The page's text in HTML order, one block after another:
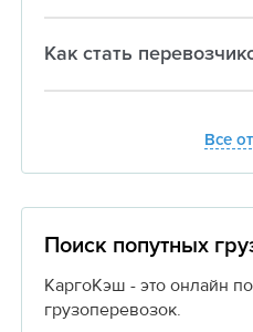
Как стать
Все
Поиск попутных
КаргоКэш - это онлайн
грузоперевозок.